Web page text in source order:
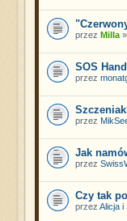
przez Milla»
SOS
przez
przez
Jak
przez
Czy tak
przez Alicja i